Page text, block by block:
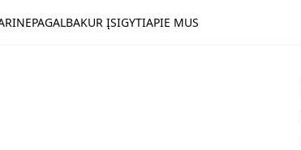
PAGALBAKUR ĮSIGYTIAPIE MUS